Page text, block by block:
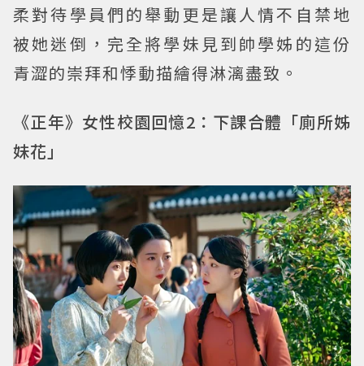
柔對待學員們的舉動更是讓人情不自禁地
被她迷倒，完全將學妹見到帥學姊的這份
青澀的崇拜和悸動描繪得淋漓盡致。
《正年》女性校園回憶2：下課合體「廁所姊
妹花」